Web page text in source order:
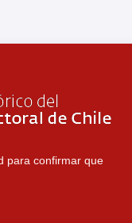
para confirmar que